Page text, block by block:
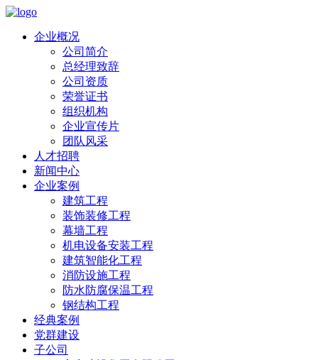
企业概况
公司简介
总经理致辞
公司资质
荣誉证书
组织机构
企业宣传片
团队风采
人才招聘
新闻中心
企业案例
建筑工程
装饰装修工程
幕墙工程
机电设备安装工程
建筑智能化工程
消防设施工程
防水防腐保温工程
钢结构工程
经典案例
党群建设
子公司